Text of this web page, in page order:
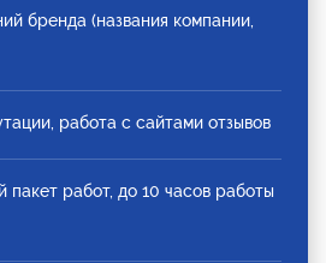
бренда (названия компании,
работа с сайтами отзывов
пакет работ, до 10 часов работы